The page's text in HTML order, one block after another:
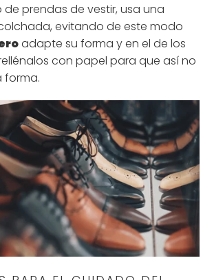
de prendas de vestir, usa una
evitando de este modo
adapte su forma y en el de los
con papel para que así no
forma.